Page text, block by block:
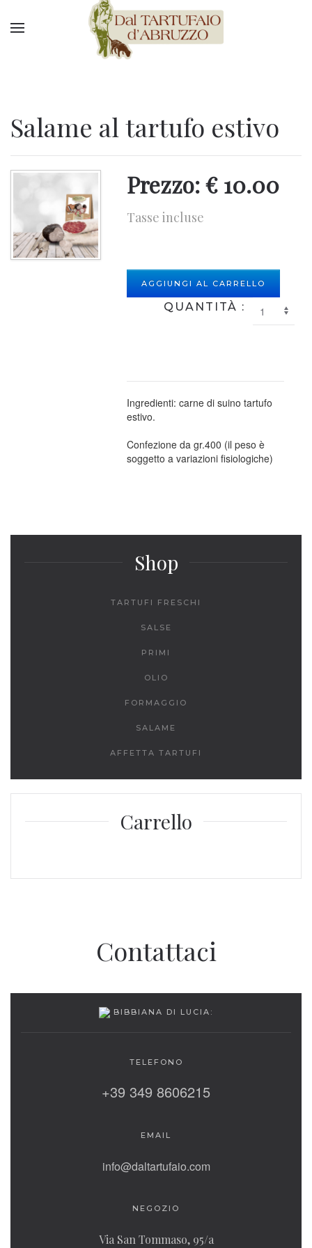
Salame al tartufo estivo
Prezzo: € 10.00
Tasse incluse
AGGIUNGI AL CARRELLO
QUANTITÀ :
Ingredienti: carne di suino tartufo
estivo.
Confezione da gr.400 (il peso è
soggetto a variazioni fisiologiche)
Shop
TARTUFI FRESCHI
SALSE
PRIMI
OLIO
FORMAGGIO
SALAME
AFFETTA TARTUFI
Carrello
Contattaci
BIBBIANA DI LUCIA:
TELEFONO
+39 349 8606215
EMAIL
info@daltartufaio.com
NEGOZIO
Via San Tommaso, 95/a